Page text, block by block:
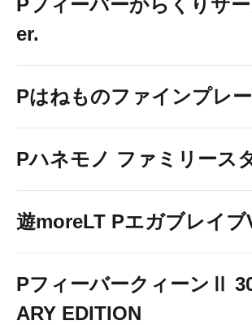
Pフィーバーからくりサ
er.
Pはねものファインプレー
Pハネモノ ファミリース
遊moreLT Pエガブレイブ
PフィーバークィーンⅡ
ARY EDITION